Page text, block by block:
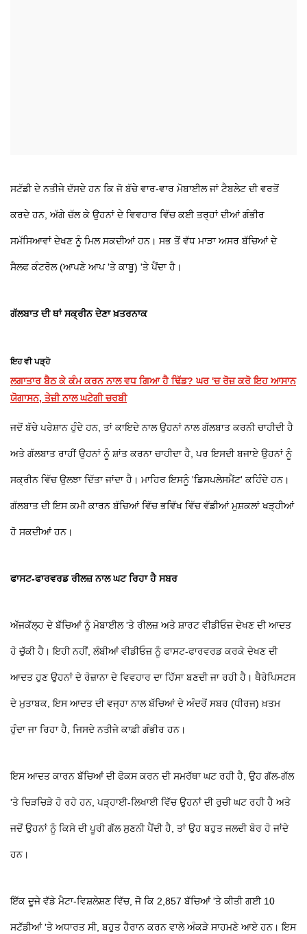
ਸਟੱਡੀ ਦੇ ਨਤੀਜੇ ਦੱਸਦੇ ਹਨ ਕਿ ਜੋ ਬੱਚੇ ਵਾਰ-ਵਾਰ ਮੋਬਾਈਲ ਜਾਂ ਟੈਬਲੇਟ ਦੀ ਵਰਤੋਂ
ਕਰਦੇ ਹਨ, ਅੱਗੇ ਚੱਲ ਕੇ ਉਹਨਾਂ ਦੇ ਵਿਵਹਾਰ ਵਿੱਚ ਕਈ ਤਰ੍ਹਾਂ ਦੀਆਂ ਗੰਭੀਰ
ਸਮੱਸਿਆਵਾਂ ਦੇਖਣ ਨੂੰ ਮਿਲ ਸਕਦੀਆਂ ਹਨ। ਸਭ ਤੋਂ ਵੱਧ ਮਾੜਾ ਅਸਰ ਬੱਚਿਆਂ ਦੇ
ਸੈਲਫ ਕੰਟਰੋਲ (ਆਪਣੇ ਆਪ 'ਤੇ ਕਾਬੂ) 'ਤੇ ਪੈਂਦਾ ਹੈ।
ਗੱਲਬਾਤ ਦੀ ਥਾਂ ਸਕ੍ਰੀਨ ਦੇਣਾ ਖ਼ਤਰਨਾਕ
ਇਹ ਵੀ ਪੜ੍ਹੋ
ਲਗਾਤਾਰ ਬੈਠ ਕੇ ਕੰਮ ਕਰਨ ਨਾਲ ਵਧ ਗਿਆ ਹੈ ਢਿੱਡ? ਘਰ 'ਚ ਰੋਜ਼ ਕਰੋ ਇਹ ਆਸਾਨ
ਯੋਗਾਸਨ, ਤੇਜ਼ੀ ਨਾਲ ਘਟੇਗੀ ਚਰਬੀ
ਜਦੋਂ ਬੱਚੇ ਪਰੇਸ਼ਾਨ ਹੁੰਦੇ ਹਨ, ਤਾਂ ਕਾਇਦੇ ਨਾਲ ਉਹਨਾਂ ਨਾਲ ਗੱਲਬਾਤ ਕਰਨੀ ਚਾਹੀਦੀ ਹੈ
ਅਤੇ ਗੱਲਬਾਤ ਰਾਹੀਂ ਉਹਨਾਂ ਨੂੰ ਸ਼ਾਂਤ ਕਰਨਾ ਚਾਹੀਦਾ ਹੈ, ਪਰ ਇਸਦੀ ਬਜਾਏ ਉਹਨਾਂ ਨੂੰ
ਸਕ੍ਰੀਨ ਵਿੱਚ ਉਲਝਾ ਦਿੱਤਾ ਜਾਂਦਾ ਹੈ। ਮਾਹਿਰ ਇਸਨੂੰ 'ਡਿਸਪਲੇਸਮੈਂਟ' ਕਹਿੰਦੇ ਹਨ।
ਗੱਲਬਾਤ ਦੀ ਇਸ ਕਮੀ ਕਾਰਨ ਬੱਚਿਆਂ ਵਿੱਚ ਭਵਿੱਖ ਵਿੱਚ ਵੱਡੀਆਂ ਮੁਸ਼ਕਲਾਂ ਖੜ੍ਹੀਆਂ
ਹੋ ਸਕਦੀਆਂ ਹਨ।
ਫਾਸਟ-ਫਾਰਵਰਡ ਰੀਲਜ਼ ਨਾਲ ਘਟ ਰਿਹਾ ਹੈ ਸਬਰ
ਅੱਜਕੱਲ੍ਹ ਦੇ ਬੱਚਿਆਂ ਨੂੰ ਮੋਬਾਈਲ 'ਤੇ ਰੀਲਜ਼ ਅਤੇ ਸ਼ਾਰਟ ਵੀਡੀਓਜ਼ ਦੇਖਣ ਦੀ ਆਦਤ
ਹੋ ਚੁੱਕੀ ਹੈ। ਇਹੀ ਨਹੀਂ, ਲੰਬੀਆਂ ਵੀਡੀਓਜ਼ ਨੂੰ ਫਾਸਟ-ਫਾਰਵਰਡ ਕਰਕੇ ਦੇਖਣ ਦੀ
ਆਦਤ ਹੁਣ ਉਹਨਾਂ ਦੇ ਰੋਜ਼ਾਨਾ ਦੇ ਵਿਵਹਾਰ ਦਾ ਹਿੱਸਾ ਬਣਦੀ ਜਾ ਰਹੀ ਹੈ। ਥੈਰੇਪਿਸਟਸ
ਦੇ ਮੁਤਾਬਕ, ਇਸ ਆਦਤ ਦੀ ਵਜ੍ਹਾ ਨਾਲ ਬੱਚਿਆਂ ਦੇ ਅੰਦਰੋਂ ਸਬਰ (ਧੀਰਜ) ਖ਼ਤਮ
ਹੁੰਦਾ ਜਾ ਰਿਹਾ ਹੈ, ਜਿਸਦੇ ਨਤੀਜੇ ਕਾਫ਼ੀ ਗੰਭੀਰ ਹਨ।
ਇਸ ਆਦਤ ਕਾਰਨ ਬੱਚਿਆਂ ਦੀ ਫੋਕਸ ਕਰਨ ਦੀ ਸਮਰੱਥਾ ਘਟ ਰਹੀ ਹੈ, ਉਹ ਗੱਲ-ਗੱਲ
'ਤੇ ਚਿੜਚਿੜੇ ਹੋ ਰਹੇ ਹਨ, ਪੜ੍ਹਾਈ-ਲਿਖਾਈ ਵਿੱਚ ਉਹਨਾਂ ਦੀ ਰੁਚੀ ਘਟ ਰਹੀ ਹੈ ਅਤੇ
ਜਦੋਂ ਉਹਨਾਂ ਨੂੰ ਕਿਸੇ ਦੀ ਪੂਰੀ ਗੱਲ ਸੁਣਨੀ ਪੈਂਦੀ ਹੈ, ਤਾਂ ਉਹ ਬਹੁਤ ਜਲਦੀ ਬੋਰ ਹੋ ਜਾਂਦੇ
ਹਨ।
ਇੱਕ ਦੂਜੇ ਵੱਡੇ ਮੈਟਾ-ਵਿਸ਼ਲੇਸ਼ਣ ਵਿੱਚ, ਜੋ ਕਿ 2,857 ਬੱਚਿਆਂ 'ਤੇ ਕੀਤੀ ਗਈ 10
ਸਟੱਡੀਆਂ 'ਤੇ ਅਧਾਰਤ ਸੀ, ਬਹੁਤ ਹੈਰਾਨ ਕਰਨ ਵਾਲੇ ਅੰਕੜੇ ਸਾਹਮਣੇ ਆਏ ਹਨ। ਇਸ